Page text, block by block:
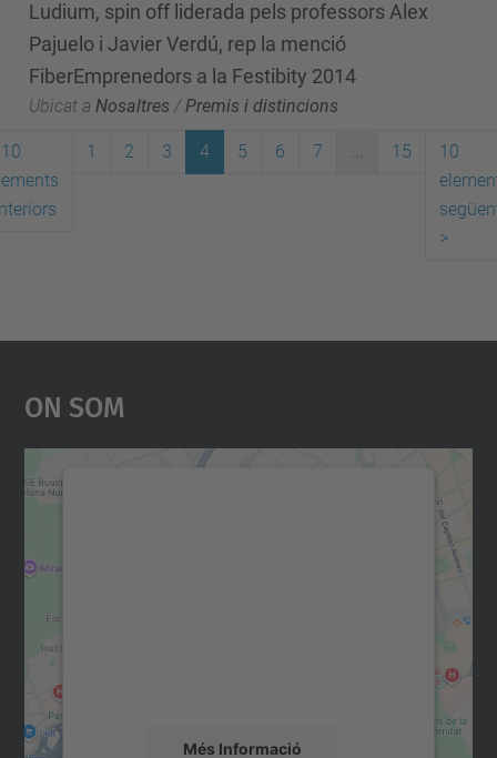
Ludium, spin off liderada pels professors Alex
Pajuelo i Javier Verdú, rep la menció
FiberEmprenedors a la Festibity 2014
Ubicat a Nosaltres /Premis i distincions
10
1 2 3 4 5 6 7 ... 15
10
>
On Som
Més Informació